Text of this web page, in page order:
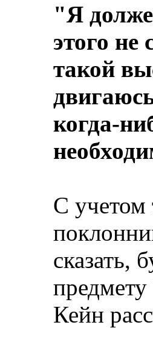
"Я
этого
такой
когда-
С учетом
сказать,
Кейн